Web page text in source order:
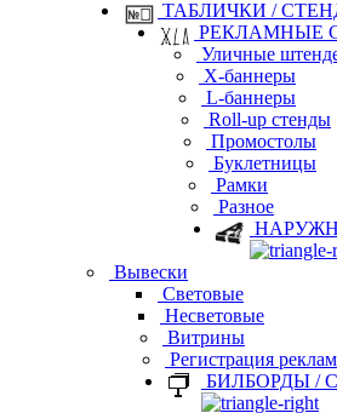
ТАБЛИЧКИ /
РЕКЛАМНЫЕ
Уличные
Х-баннеры
L-баннеры
Roll-up стенды
Промостолы
Буклетницы
Рамки
Разное
Вывески
Световые
Несветовые
Витрины
Регистрация
БИЛБОРДЫ /